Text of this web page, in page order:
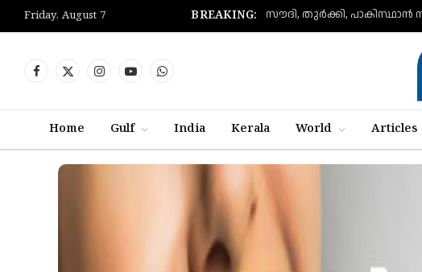
Friday, August 7 BREAKING:
Facebook
X
InstagramYouTubeWhatsApp
Home Gulf India Kerala World Articles